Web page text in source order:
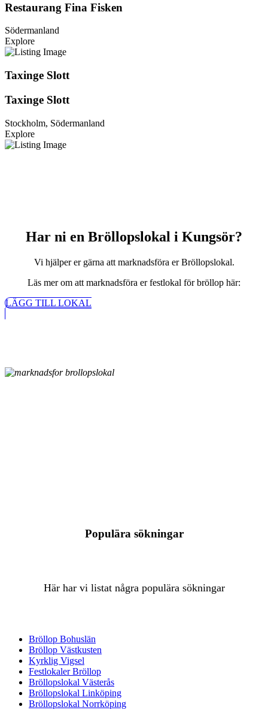
Restaurang Fina Fisken
Södermanland
Explore
Taxinge Slott
Taxinge Slott
Stockholm, Södermanland
Explore
Har ni en Bröllopslokal i Kungsör?
Vi hjälper er gärna att marknadsföra er Bröllopslokal.
Läs mer om att marknadsföra er festlokal för bröllop här:
LÄGG TILL LOKAL
Populära sökningar
Här har vi listat några populära sökningar
Bröllop Bohuslän
Bröllop Västkusten
Kyrklig Vigsel
Festlokaler Bröllop
Bröllopslokal Västerås
Bröllopslokal Linköping
Bröllopslokal Norrköping